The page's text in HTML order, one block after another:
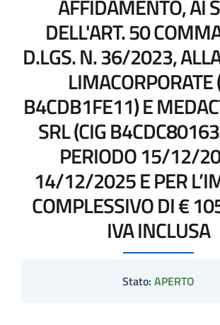
AFFIDAMENTO, AI
DELL'ART. 50
D.LGS. N. 36/2023,
LIMACORPORATE
B4CDB1FE11) E
SRL (CIG
PERIODO 15/12/
14/12/2025 E PER
COMPLESSIVO DI €
IVA INCLUSA
Stato: APERTO